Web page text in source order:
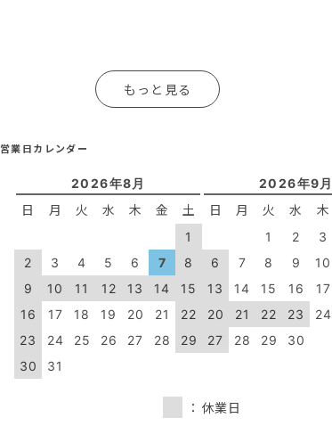
もっと見る
営業日カレンダー
2026年8月
日 月 火 水 木 金 土
1
2
3 4 5 6 7
8
9
10 11 12 13 14
15
16
17 18 19 20 21
22
23
24 25 26 27 28
29
30
31
2026年9月
日 月 火 水 木
1 2 3
6
7 8 9 10
13
14 15 16 17
20
21 22 23 24
27
28 29 30
：休業日